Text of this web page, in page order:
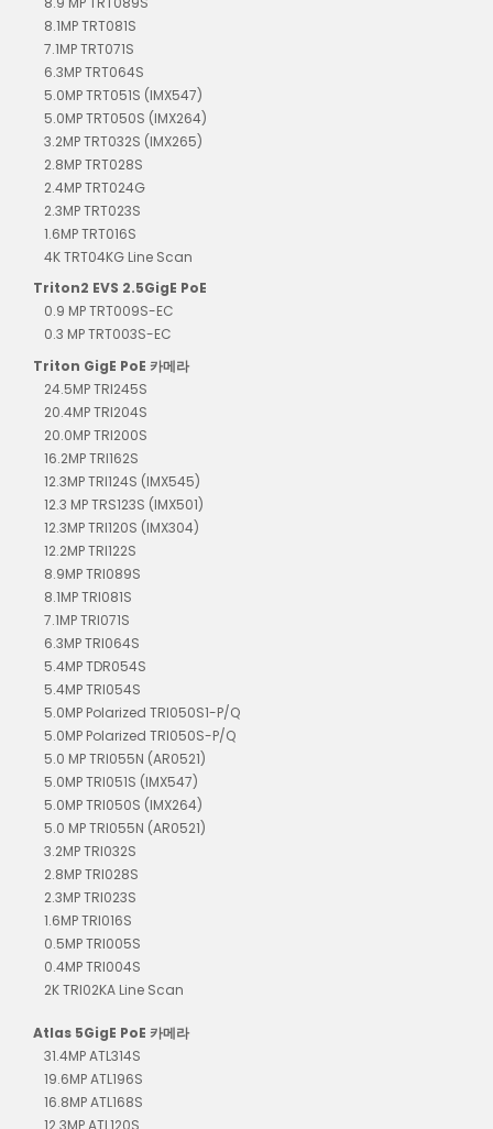
8.1MP TRT081S
7.1MP TRT071S
6.3MP TRT064S
5.0MP TRT051S (IMX547)
5.0MP TRT050S (IMX264)
3.2MP TRT032S (IMX265)
2.8MP TRT028S
2.4MP TRT024G
2.3MP TRT023S
1.6MP TRT016S
4K TRT04KG Line Scan
Triton2 EVS 2.5GigE PoE
0.9 MP TRT009S-EC
0.3 MP TRT003S-EC
Triton GigE PoE 카메라
24.5MP TRI245S
20.4MP TRI204S
20.0MP TRI200S
16.2MP TRI162S
12.3MP TRI124S (IMX545)
12.3 MP TRS123S (IMX501)
12.3MP TRI120S (IMX304)
12.2MP TRI122S
8.9MP TRI089S
8.1MP TRI081S
7.1MP TRI071S
6.3MP TRI064S
5.4MP TDR054S
5.4MP TRI054S
5.0MP Polarized TRI050S1-P/Q
5.0MP Polarized TRI050S-P/Q
5.0 MP TRI055N (AR0521)
5.0MP TRI051S (IMX547)
5.0MP TRI050S (IMX264)
5.0 MP TRI055N (AR0521)
3.2MP TRI032S
2.8MP TRI028S
2.3MP TRI023S
1.6MP TRI016S
0.5MP TRI005S
0.4MP TRI004S
2K TRI02KA Line Scan
Atlas 5GigE PoE 카메라
31.4MP ATL314S
19.6MP ATL196S
16.8MP ATL168S
12.3MP ATL120S